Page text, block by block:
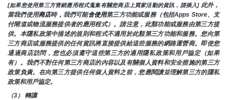
[如果您使用第三方营銷應用程式蒐集有關您商店上買家活動的資訊，請插入] 此外，
當我們使用商店時， 我們可能會使用第三方功能或服務（包括Apps Store、支
付閘道或物流服務提供者的應用程式）。請注意，此類功能或服務由第三方提
供。本隱私政策中描述的規則和程式不適用於此類第三方功能和服務。您向第
三方商店或服務提供的任何資訊將直接提供給這些服務的網路運營商。即使您
通過商店訪問，您也必須遵守這些第三方的適用隱私政策和用戶協定（如果
有）。我們不對任何第三方商店的內容以及有關個人資料和安全措施的第三方
政策負責。在向第三方提供任何個人資料之前，您應閱讀並理解第三方的隱私
政策和用戶協定。
（3） 轉讓